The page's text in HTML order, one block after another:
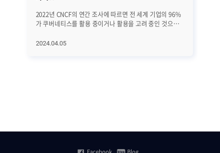
2022년 CNCF의 연간 조사에 따르면 전 세계 기업의 96%
가 쿠버네티스를 활용 중이거나 활용을 고려 중인 것으로
K8s) 시장의 규모가 올해 1조 2천억 원대를 돌파할 것으로
위한 두 가지 조건 첫 번째, 쿠버네티스의 주요 항목을
2024.04.05
있습니다. 최근